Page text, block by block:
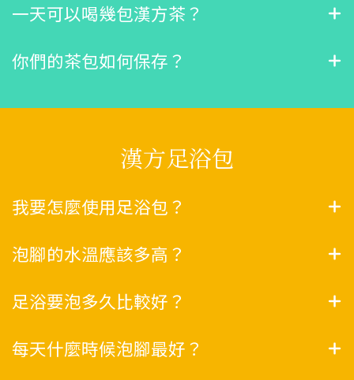
一天可以喝幾包漢方茶？
你們的茶包如何保存？
漢方足浴包
我要怎麼使用足浴包？
泡腳的水溫應該多高？
足浴要泡多久比較好？
每天什麼時候泡腳最好？